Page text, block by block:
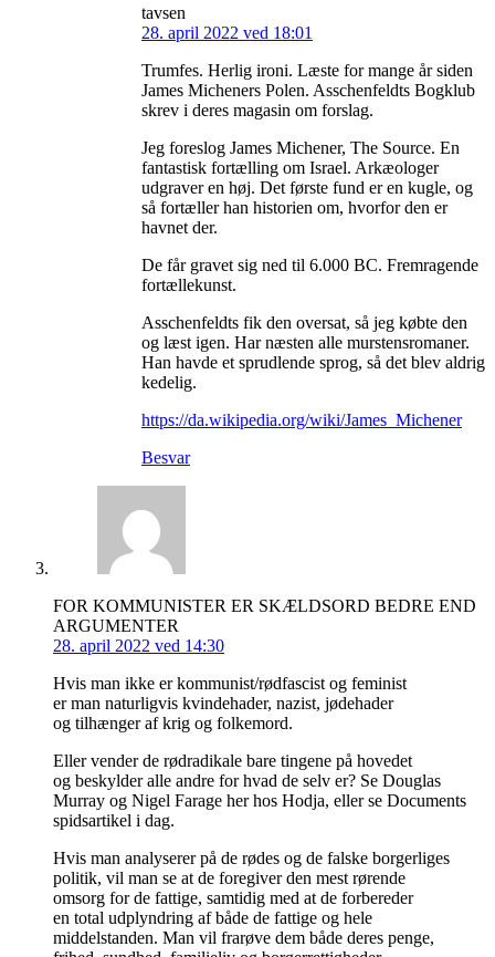
tavsen
28. april 2022 ved 18:01
Trumfes. Herlig ironi. Læste for mange år siden
James Micheners Polen. Asschenfeldts Bogklub
skrev i deres magasin om forslag.
Jeg foreslog James Michener, The Source. En
fantastisk fortælling om Israel. Arkæologer
udgraver en høj. Det første fund er en kugle, og
så fortæller han historien om, hvorfor den er
havnet der.
De får gravet sig ned til 6.000 BC. Fremragende
fortællekunst.
Asschenfeldts fik den oversat, så jeg købte den
og læst igen. Har næsten alle murstensromaner.
Han havde et sprudlende sprog, så det blev aldrig
kedelig.
https://da.wikipedia.org/wiki/James_Michener
Besvar
FOR KOMMUNISTER ER SKÆLDSORD BEDRE END
ARGUMENTER
28. april 2022 ved 14:30
Hvis man ikke er kommunist/rødfascist og feminist
er man naturligvis kvindehader, nazist, jødehader
og tilhænger af krig og folkemord.
Eller vender de rødradikale bare tingene på hovedet
og beskylder alle andre for hvad de selv er? Se Douglas
Murray og Nigel Farage her hos Hodja, eller se Documents
spidsartikel i dag.
Hvis man analyserer på de rødes og de falske borgerliges
politik, vil man se at de foregiver den mest rørende
omsorg for de fattige, samtidig med at de forbereder
en total udplyndring af både de fattige og hele
middelstanden. Man vil frarøve dem både deres penge,